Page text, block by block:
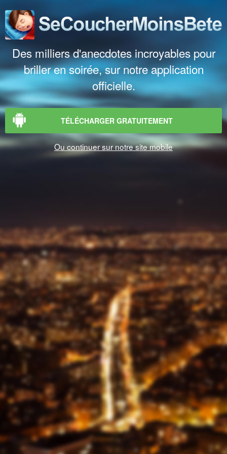
Des milliers d'anecdotes incroyables pour
briller en soirée, sur notre application
officielle.
TÉLÉCHARGER GRATUITEMENT
Ou continuer sur notre site mobile